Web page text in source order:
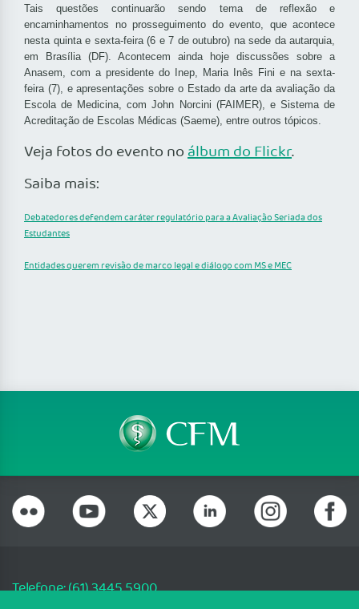
Tais questões continuarão sendo tema de reflexão e
encaminhamentos no prosseguimento do evento, que acontece
nesta quinta e sexta-feira (6 e 7 de outubro) na sede da autarquia,
em Brasília (DF). Acontecem ainda hoje discussões sobre a
Anasem, com a presidente do Inep, Maria Inês Fini e na sexta-
feira (7), e apresentações sobre o Estado da arte da avaliação da
Escola de Medicina, com John Norcini (FAIMER), e Sistema de
Acreditação de Escolas Médicas (Saeme), entre outros tópicos.
Veja fotos do evento noálbum do Flickr.
Saiba mais:
Debatedores defendem caráter regulatório para a Avaliação Seriada dos
Estudantes
Entidades querem revisão de marco legal e diálogo com MS e MEC
Telefone: (61) 3445 5900